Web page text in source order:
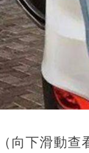
（向下滑動查